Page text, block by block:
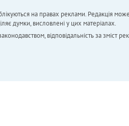
на правах реклами. Редакція
думки, висловлені у цих матеріалах.
відповідальність за зміст